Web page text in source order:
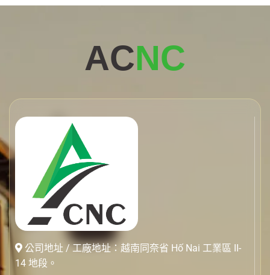
ACNC
公司地址 / 工廠地址：越南同奈省 Hố Nai 工業區 II-
14 地段。